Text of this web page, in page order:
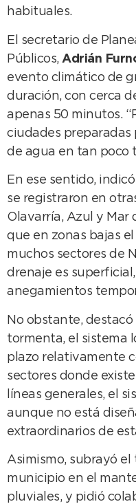
habituales.
El secretario de
Públicos, Adrián
evento climático de
duración, con cerca
apenas 50 minutos.
ciudades preparadas
de agua en tan poco
En ese sentido,
se registraron en
Olavarría, Azul y Mar
que en zonas bajas
muchos sectores de
drenaje es
anegamientos
No obstante,
tormenta, el sistema
plazo relativamente
sectores donde
líneas generales, el
aunque no está
extraordinarios de
Asimismo, subrayó el
municipio en el
pluviales, y pidió